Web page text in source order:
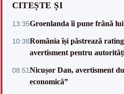
CITEȘTE ȘI
13:35Groenlanda îi pune frână
10:38România își păstrează
avertisment pentru
08:51Nicușor Dan, avertisment
economică”